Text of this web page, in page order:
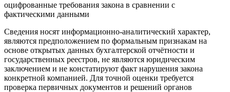
оцифрованные требования закона в сравнении с
фактическими данными
Сведения носят информационно-аналитический характер,
являются предположением по формальным признакам на
основе открытых данных бухгалтерской отчётности и
государственных реестров, не являются юридическим
заключением и не констатируют факт нарушения закона
конкретной компанией. Для точной оценки требуется
проверка первичных документов и решений органов